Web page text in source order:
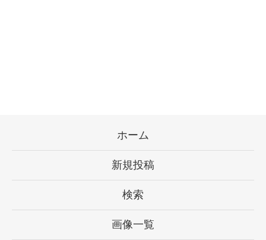
ホーム
新規投稿
検索
画像一覧